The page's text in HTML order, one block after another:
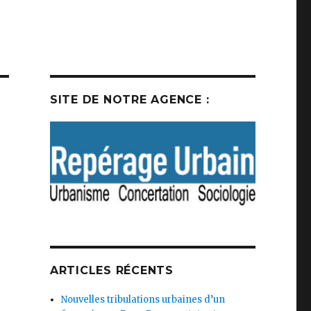
SITE DE NOTRE AGENCE :
ARTICLES RÉCENTS
Nouvelles tribulations urbaines d’un